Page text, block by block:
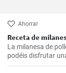
Ahorrar
Receta de
La milanesa de
podéis disfrutar